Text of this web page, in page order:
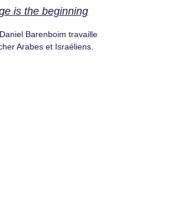
is the beginning
Barenboim travaille
Arabes et Israéliens.